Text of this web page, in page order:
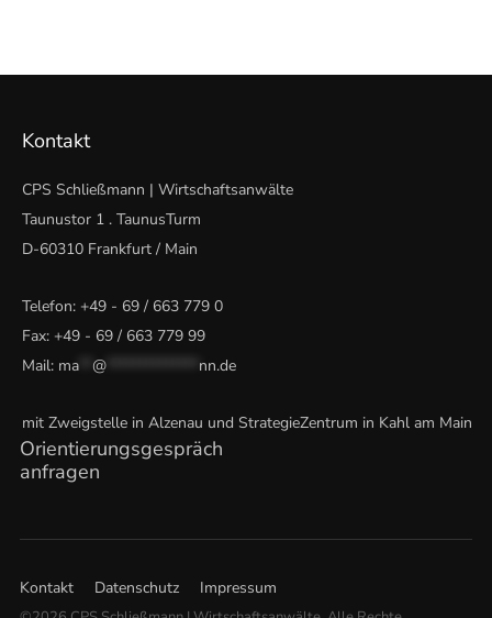
Kontakt
CPS Schließmann | Wirtschaftsanwälte
Taunustor 1 . TaunusTurm
D-60310 Frankfurt / Main
Telefon: +49 - 69 / 663 779 0
Fax: +49 - 69 / 663 779 99
Mail: ma **@ nn.de
mit Zweigstelle in Alzenau und StrategieZentrum in Kahl am Main
Orientierungsgespräch
anfragen
Kontakt Datenschutz Impressum